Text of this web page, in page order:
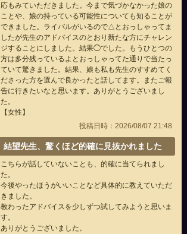
応もみていただきました。今まで気づかなかった娘の
ことや、娘の持っている可能性についても知ることが
できました。ライバルがいるので△とおっしゃってま
したが先生のアドバイスのとおり新たな方にチャレン
ジすることにしました。結果◯でした。もうひとつの
方は多分残っているよとおっしゃってた通りで当たっ
ていて驚きました。結果、娘も私も先生のすすめてく
ださった方を選んで良かったと話してます。またご報
告に行きたいなと思います。ありがとうございまし
た。
【女性】
投稿日時：2026/08/07 21:48
結望先生、驚くほど的確に見抜かれました
こちらが話していないことも、的確に当てられまし
た。
今後やったほうがいいことなど具体的に教えていただ
きました。
教わったアドバイスを少しずつ試してみようと思いま
す。
ありがとうございました。